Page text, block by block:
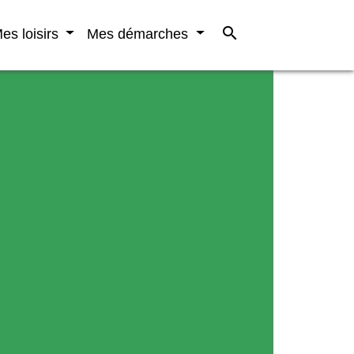
loisirs Mes démarches search